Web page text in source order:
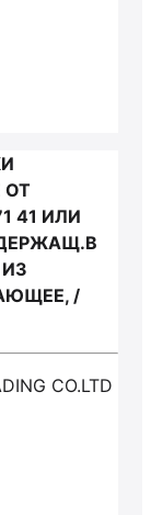
ОТ
41 ИЛИ
/
CO.LTD